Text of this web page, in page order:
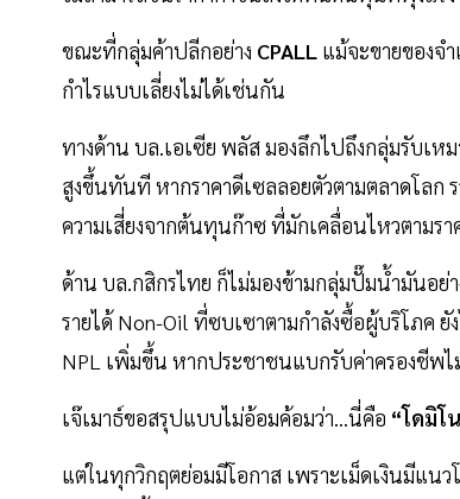
ขณะที่กลุ่มค้าปลีกอย่าง CPALL แม้จะขายของจ
กำไรแบบเลี่ยงไม่ได้เช่นกัน
ทางด้าน บล.เอเซีย พลัส มองลึกไปถึงกลุ่มรับเหม
สูงขึ้นทันที หากราคาดีเซลลอยตัวตามตลาดโลก
ความเสี่ยงจากต้นทุนก๊าซ ที่มักเคลื่อนไหวตามร
ด้าน บล.กสิกรไทย ก็ไม่มองข้ามกลุ่มปั๊มน้ำมันอย่า
รายได้ Non-Oil ที่ซบเซาตามกำลังซื้อผู้บริโภค ยั
NPL เพิ่มขึ้น หากประชาชนแบกรับค่าครองชีพไ
เจ๊เมาธ์ขอสรุปแบบไม่อ้อมค้อมว่า...นี่คือ “โดมิโ
แต่ในทุกวิกฤตย่อมมีโอกาส เพราะเม็ดเงินมีแ